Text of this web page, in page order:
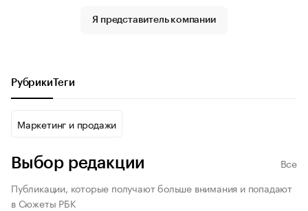
Я представитель компании
Рубрики Теги
Маркетинг и продажи
Выбор редакции
Все
Публикации, которые получают больше внимания и попадают
в Сюжеты РБК